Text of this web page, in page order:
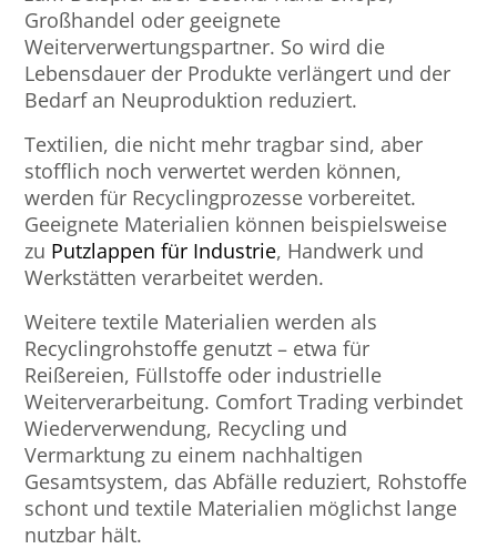
Großhandel oder geeignete
Weiterverwertungspartner. So wird die
Lebensdauer der Produkte verlängert und der
Bedarf an Neuproduktion reduziert.
Textilien, die nicht mehr tragbar sind, aber
stofflich noch verwertet werden können,
werden für Recyclingprozesse vorbereitet.
Geeignete Materialien können beispielsweise
zu Putzlappen für Industrie, Handwerk und
Werkstätten verarbeitet werden.
Weitere textile Materialien werden als
Recyclingrohstoffe genutzt – etwa für
Reißereien, Füllstoffe oder industrielle
Weiterverarbeitung. Comfort Trading verbindet
Wiederverwendung, Recycling und
Vermarktung zu einem nachhaltigen
Gesamtsystem, das Abfälle reduziert, Rohstoffe
schont und textile Materialien möglichst lange
nutzbar hält.